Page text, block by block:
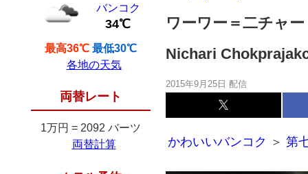
バンコク
34℃
最高36℃ 最低30℃
各地の天気
両替レート
1万円 = 2092 バーツ
両替計算
ワーワー＝二チャ
Nichari
2015年9月25日 配信
かわいいバンコク ＞ 第